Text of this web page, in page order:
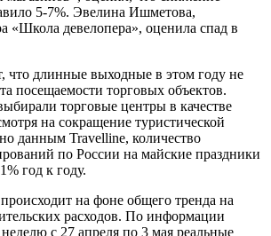
5-7%. Эвелина Ишметова,
«Школа девелопера», оценила спад в
что длинные выходные в этом году не
посещаемости торговых объектов.
торговые центры в качестве
на сокращение туристической
данным Travelline, количество
по России на майские праздники
год к году.
на фоне общего тренда на
расходов. По информации
с 27 апреля по 3 мая реальные